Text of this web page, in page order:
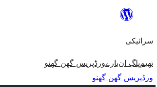
مواد
ون٘ڄو
سرائیکی
تھیمپلڳ انبارےورڈپریس گھن گھنو
ورڈپریس گھن گھنو